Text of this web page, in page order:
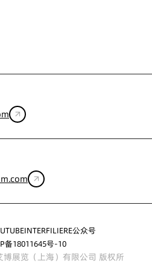
INTERFILIERE公众号
备18011645号-10
展览（上海）有限公司 版权所